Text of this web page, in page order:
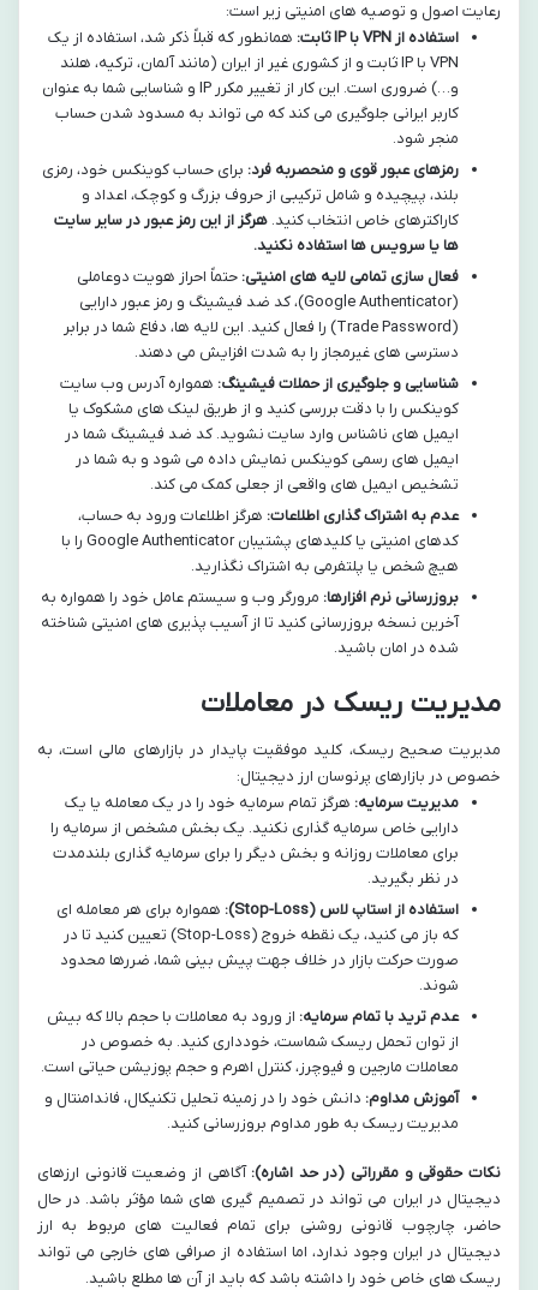
رعایت اصول و توصیه های امنیتی زیر است:
استفاده از VPN با IP ثابت:
همانطور که قبلاً ذکر شد، استفاده از یک
VPN با IP ثابت و از کشوری غیر از ایران (مانند آلمان، ترکیه، هلند
و…) ضروری است. این کار از تغییر مکرر IP و شناسایی شما به عنوان
کاربر ایرانی جلوگیری می کند که می تواند به مسدود شدن حساب
منجر شود.
رمزهای عبور قوی و منحصربه فرد: برای حساب کوینکس خود، رمزی
بلند، پیچیده و شامل ترکیبی از حروف بزرگ و کوچک، اعداد و
کاراکترهای خاص انتخاب کنید. هرگز از این رمز عبور در سایر سایت
ها یا سرویس ها استفاده نکنید.
فعال سازی تمامی لایه های امنیتی: حتماً احراز هویت دوعاملی
(Google Authenticator)، کد ضد فیشینگ و رمز عبور دارایی
(Trade Password) را فعال کنید. این لایه ها، دفاع شما در برابر
دسترسی های غیرمجاز را به شدت افزایش می دهند.
شناسایی و جلوگیری از حملات فیشینگ: همواره آدرس وب سایت
کوینکس را با دقت بررسی کنید و از طریق لینک های مشکوک یا
ایمیل های ناشناس وارد سایت نشوید. کد ضد فیشینگ شما در
ایمیل های رسمی کوینکس نمایش داده می شود و به شما در
تشخیص ایمیل های واقعی از جعلی کمک می کند.
عدم به اشتراک گذاری اطلاعات: هرگز اطلاعات ورود به حساب،
کدهای امنیتی یا کلیدهای پشتیبان Google Authenticator را با
هیچ شخص یا پلتفرمی به اشتراک نگذارید.
بروزرسانی نرم افزارها: مرورگر وب و سیستم عامل خود را همواره به
آخرین نسخه بروزرسانی کنید تا از آسیب پذیری های امنیتی شناخته
شده در امان باشید.
مدیریت ریسک در معاملات
مدیریت صحیح ریسک، کلید موفقیت پایدار در بازارهای مالی است، به
خصوص در بازارهای پرنوسان ارز دیجیتال:
مدیریت سرمایه: هرگز تمام سرمایه خود را در یک معامله یا یک
دارایی خاص سرمایه گذاری نکنید. یک بخش مشخص از سرمایه را
برای معاملات روزانه و بخش دیگر را برای سرمایه گذاری بلندمدت
در نظر بگیرید.
استفاده از استاپ لاس (Stop-Loss):
همواره برای هر معامله ای
که باز می کنید، یک نقطه خروج (Stop-Loss) تعیین کنید تا در
صورت حرکت بازار در خلاف جهت پیش بینی شما، ضررها محدود
شوند.
عدم ترید با تمام سرمایه: از ورود به معاملات با حجم بالا که بیش
از توان تحمل ریسک شماست، خودداری کنید. به خصوص در
معاملات مارجین و فیوچرز، کنترل اهرم و حجم پوزیشن حیاتی است.
آموزش مداوم: دانش خود را در زمینه تحلیل تکنیکال، فاندامنتال و
مدیریت ریسک به طور مداوم بروزرسانی کنید.
نکات حقوقی و مقرراتی (در حد اشاره): آگاهی از وضعیت قانونی ارزهای
دیجیتال در ایران می تواند در تصمیم گیری های شما مؤثر باشد. در حال
حاضر، چارچوب قانونی روشنی برای تمام فعالیت های مربوط به ارز
دیجیتال در ایران وجود ندارد، اما استفاده از صرافی های خارجی می تواند
ریسک های خاص خود را داشته باشد که باید از آن ها مطلع باشید.